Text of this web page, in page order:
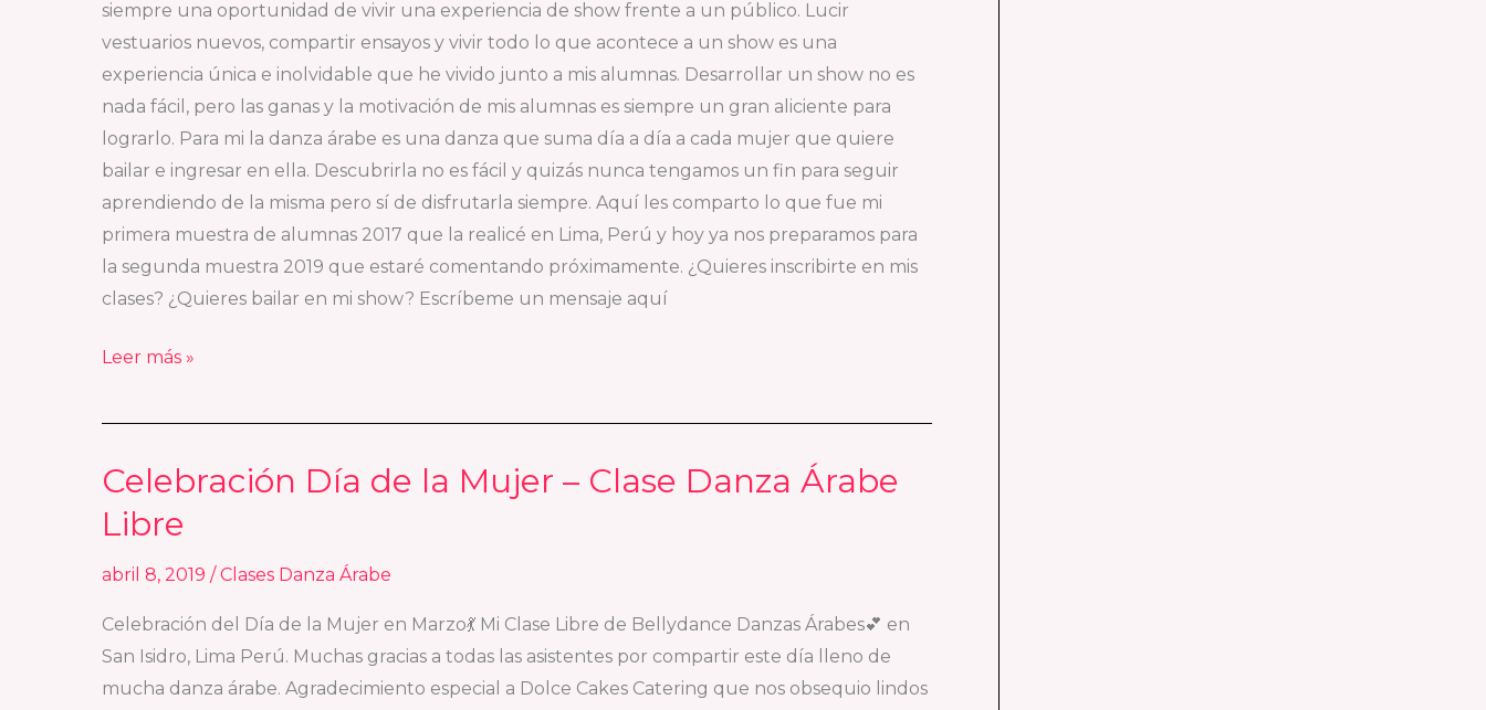
siempre una oportunidad de vivir una experiencia de show frente a un público. Lucir
vestuarios nuevos, compartir ensayos y vivir todo lo que acontece a un show es una
experiencia única e inolvidable que he vivido junto a mis alumnas. Desarrollar un show no es
nada fácil, pero las ganas y la motivación de mis alumnas es siempre un gran aliciente para
lograrlo. Para mi la danza árabe es una danza que suma día a día a cada mujer que quiere
bailar e ingresar en ella. Descubrirla no es fácil y quizás nunca tengamos un fin para seguir
aprendiendo de la misma pero sí de disfrutarla siempre. Aquí les comparto lo que fue mi
primera muestra de alumnas 2017 que la realicé en Lima, Perú y hoy ya nos preparamos para
la segunda muestra 2019 que estaré comentando próximamente. ¿Quieres inscribirte en mis
clases? ¿Quieres bailar en mi show? Escríbeme un mensaje aquí
Árabes
de
Emperatriz
Bellydance
Leer más »
Celebración Día de la Mujer – Clase Danza Árabe
Libre
abril 8, 2019 /Clases Danza Árabe
Celebración del Día de la Mujer en Marzo💃 Mi Clase Libre de Bellydance Danzas Árabes💕 en
San Isidro, Lima Perú. Muchas gracias a todas las asistentes por compartir este día lleno de
mucha danza árabe. Agradecimiento especial a Dolce Cakes Catering que nos obsequio lindos
Celebración
Día
de
la
–
Clase
Danza